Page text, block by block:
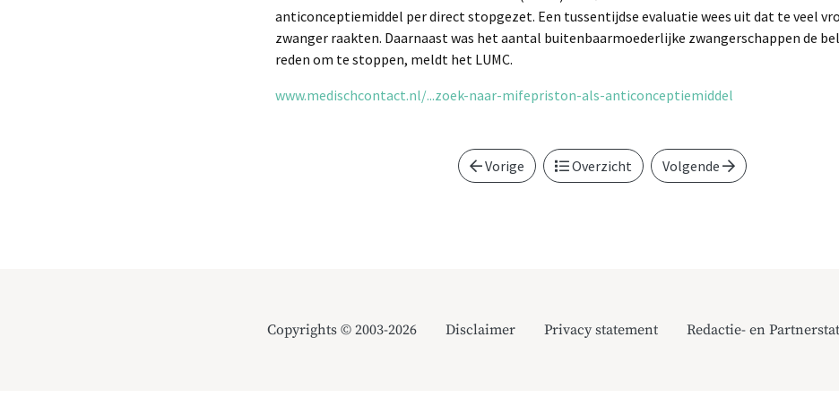
anticonceptiemiddel per direct stopgezet. Een tussentijdse evaluatie wees uit dat te veel
zwanger raakten. Daarnaast was het aantal buitenbaarmoederlijke zwangerschappen de
reden om te stoppen, meldt het LUMC.
www.medischcontact.nl/...zoek-naar-mifepriston-als-anticonceptiemiddel
Vorige Overzicht Volgende
Copyrights © 2003-2026 Disclaimer Privacy statement Redactie- en